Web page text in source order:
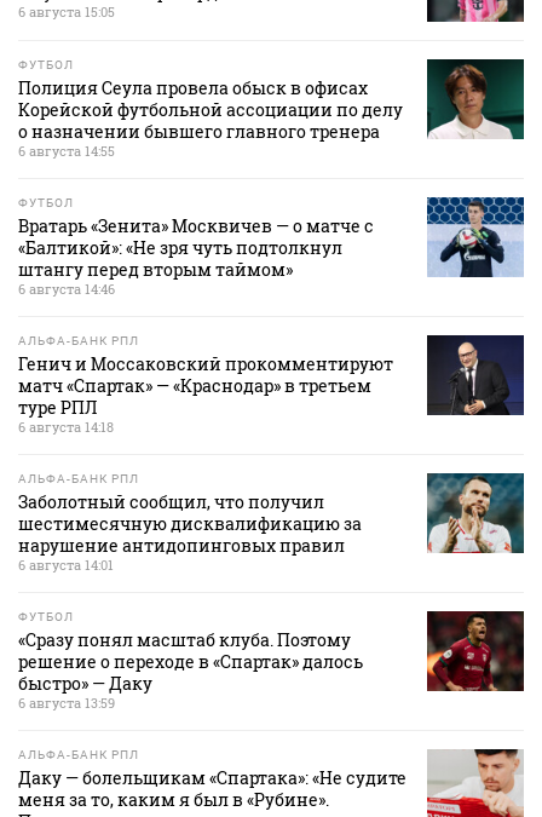
6 августа 15:05
ФУТБОЛ
Полиция Сеула провела обыск в офисах
Корейской футбольной ассоциации по делу
о назначении бывшего главного тренера
6 августа 14:55
ФУТБОЛ
Вратарь «Зенита» Москвичев — о матче с
«Балтикой»: «Не зря чуть подтолкнул
штангу перед вторым таймом»
6 августа 14:46
АЛЬФА-БАНК РПЛ
Генич и Моссаковский прокомментируют
матч «Спартак» — «Краснодар» в третьем
туре РПЛ
6 августа 14:18
АЛЬФА-БАНК РПЛ
Заболотный сообщил, что получил
шестимесячную дисквалификацию за
нарушение антидопинговых правил
6 августа 14:01
ФУТБОЛ
«Сразу понял масштаб клуба. Поэтому
решение о переходе в «Спартак» далось
быстро» — Даку
6 августа 13:59
АЛЬФА-БАНК РПЛ
Даку — болельщикам «Спартака»: «Не судите
меня за то, каким я был в «Рубине».